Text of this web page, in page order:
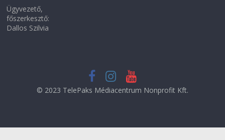
Ügyvezető,
főszerkesztő:
Dallos Szilvia
© 2023 TelePaks Médiacentrum Nonprofit Kft.